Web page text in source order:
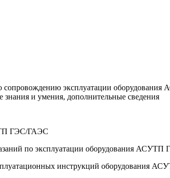
сопровождению эксплуатации
знания и умения, дополнительные сведения
ГЭС/ГАЭС
по эксплуатации оборудования
инструкций оборудования